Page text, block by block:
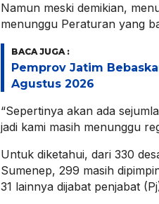
Namun meski demikian,
menunggu Peraturan yang
BACA JUGA :
Pemprov Jatim
Agustus 2026
“Sepertinya akan ada
jadi kami masih menunggu
Untuk diketahui, dari 330
Sumenep, 299 masih
31 lainnya dijabat penjabat